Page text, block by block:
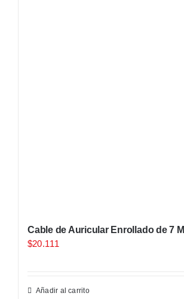
Cable de Auricular Enrollado de 7 M
$20.111
Añadir al carrito